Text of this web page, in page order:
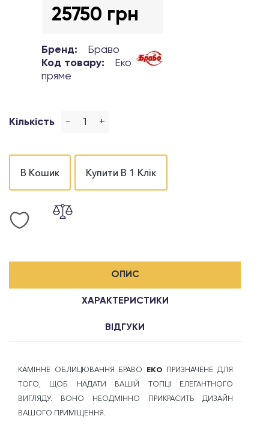
25750 грн
Бренд:
Браво
Код товару:
Еко
пряме
Кількість - +
В Кошик Купити В 1 Клік
ОПИС
ХАРАКТЕРИСТИКИ
ВІДГУКИ
КАМІННЕ ОБЛИЦЮВАННЯ БРАВО ЕКО ПРИЗНАЧЕНЕ ДЛЯ
ТОГО, ЩОБ НАДАТИ ВАШІЙ ТОПЦІ ЕЛЕГАНТНОГО
ВИГЛЯДУ. ВОНО НЕОДМІННО ПРИКРАСИТЬ ДИЗАЙН
ВАШОГО ПРИМІЩЕННЯ.